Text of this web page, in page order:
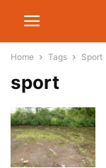
Home Tags Sport
sport